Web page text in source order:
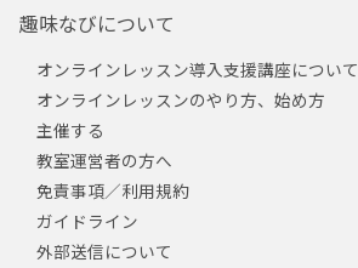
趣味なびについて
オンラインレッスン導入支援講座について
オンラインレッスンのやり方、始め方
主催する
教室運営者の方へ
免責事項／利用規約
ガイドライン
外部送信について